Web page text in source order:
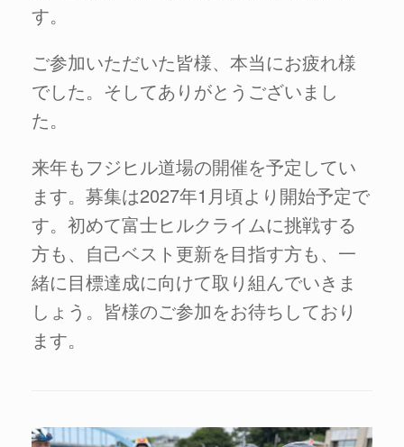
す。
ご参加いただいた皆様、本当にお疲れ様
でした。そしてありがとうございまし
た。
来年もフジヒル道場の開催を予定してい
ます。募集は2027年1月頃より開始予定で
す。初めて富士ヒルクライムに挑戦する
方も、自己ベスト更新を目指す方も、一
緒に目標達成に向けて取り組んでいきま
しょう。皆様のご参加をお待ちしており
ます。